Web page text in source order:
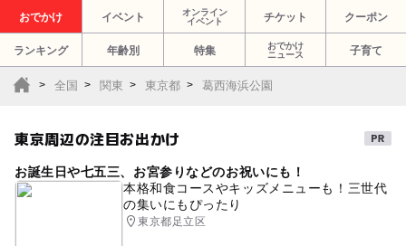
おでかけ イベント
オンライン
イベント
チケット クーポン
ランキング 年齢別 特集
おでかけ
ニュース
子育て
全国 関東 東京都 葛西海浜公園
東京周辺の注目お出かけ
お誕生日や七五三、お宮参りなどのお祝いにも！
本格和食コースやキッズメニューも！三世代
の集いにもぴったり
東京都足立区